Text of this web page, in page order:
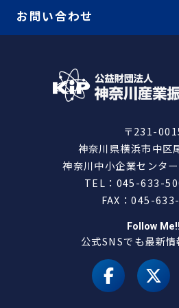
お問い合わせ
〒231-
神奈川県横浜市中区
神奈川中小企業センタ
TEL：045-633-
FAX：045-
Follow Me!!
公式SNSでも最新
facebook
X